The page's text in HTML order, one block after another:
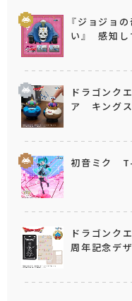
『ジョジョ
い』 感知
ドラゴンク
ア キングス
初音ミク
ドラゴン
周年記念デ